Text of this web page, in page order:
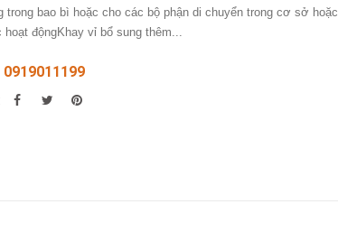
trong bao bì hoặc cho các bộ phận di chuyển trong cơ sở hoặc
độngKhay vỉ bổ sung thêm...
0919011199